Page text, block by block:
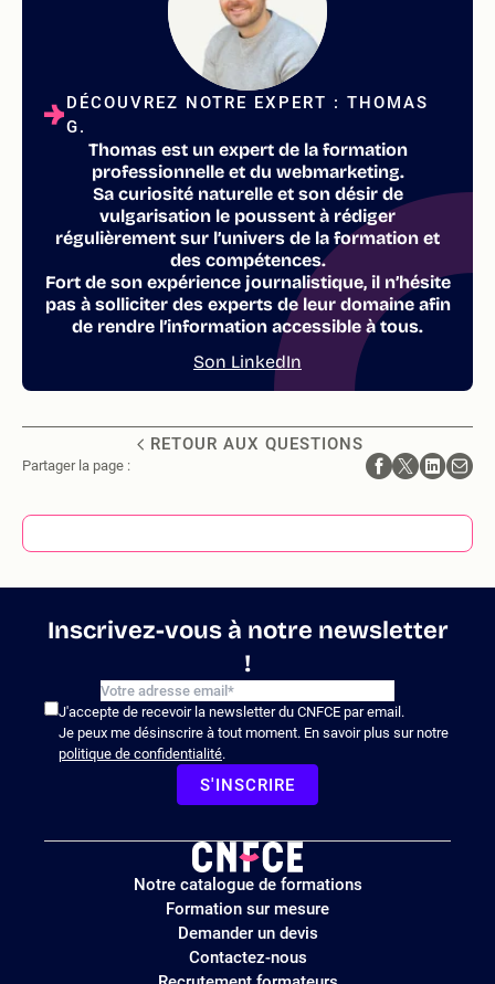
DÉCOUVREZ NOTRE EXPERT : THOMAS
G.
Thomas est un expert de la formation
professionnelle et du webmarketing.
Sa curiosité naturelle et son désir de
vulgarisation le poussent à rédiger
régulièrement sur l’univers de la formation et
des compétences.
Fort de son expérience journalistique, il n’hésite
pas à solliciter des experts de leur domaine afin
de rendre l’information accessible à tous.
Son LinkedIn
RETOUR AUX QUESTIONS
Partager la page :
Inscrivez-vous à notre newsletter
!
J'accepte de recevoir la newsletter du CNFCE par email.
Je peux me désinscrire à tout moment. En savoir plus sur notre
politique de confidentialité.
S'INSCRIRE
Logo
site
Notre catalogue de formations
Formation sur mesure
Demander un devis
Contactez-nous